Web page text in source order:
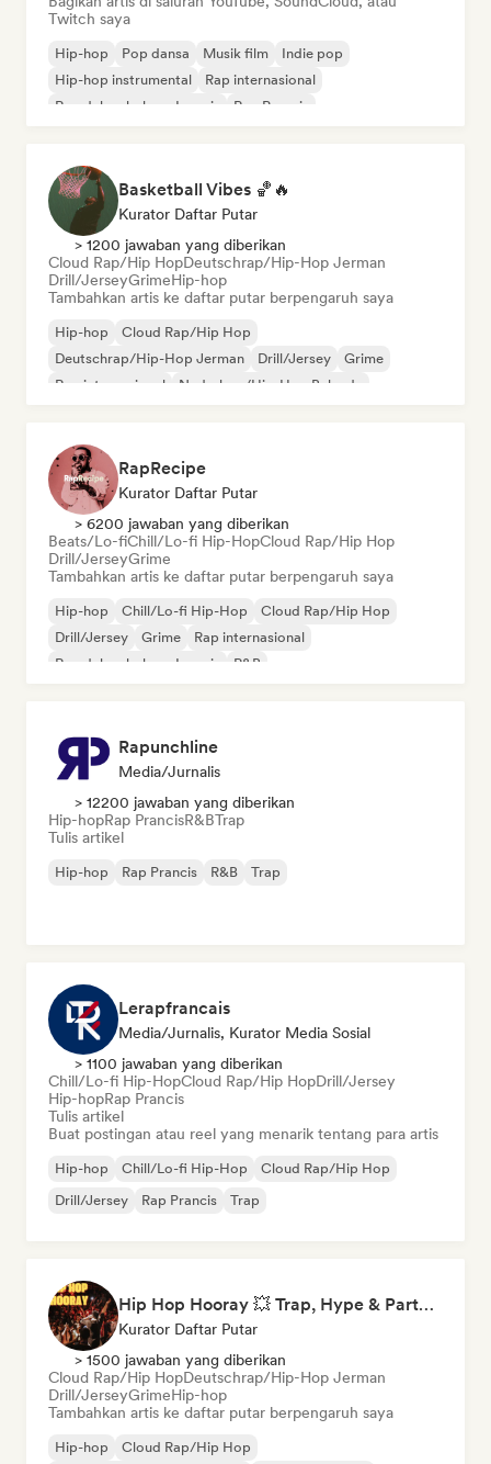
Twitch saya
Hip-hop Pop dansa Musik film
Indie pop
Hip-hop instrumental
Rap internasional
Rap dalam bahasa Inggris
Rap Prancis
Basketball Vibes 🏀🔥
Kurator Daftar Putar
> 1200 jawaban yang diberikan
Cloud Rap/Hip HopDeutschrap/Hip-Hop Jerman
Drill/JerseyGrimeHip-hop
Tambahkan artis ke daftar putar berpengaruh saya
Hip-hop
Cloud Rap/Hip Hop
Deutschrap/Hip-Hop Jerman
Drill/Jersey
Grime
Rap internasional
Nederhop/Hip-Hop Belanda
RapRecipe
Kurator Daftar Putar
> 6200 jawaban yang diberikan
Beats/Lo-fiChill/Lo-fi Hip-HopCloud Rap/Hip Hop
Drill/JerseyGrime
Tambahkan artis ke daftar putar berpengaruh saya
Hip-hop Chill/Lo-fi Hip-Hop
Cloud Rap/Hip Hop
Drill/Jersey
Grime
Rap internasional
Rap dalam bahasa Inggris
R&B
Rapunchline
Media/Jurnalis
> 12200 jawaban yang diberikan
Hip-hopRap PrancisR&BTrap
Tulis artikel
Hip-hop Rap Prancis R&B Trap
Lerapfrancais
Media/Jurnalis, Kurator Media Sosial
> 1100 jawaban yang diberikan
Chill/Lo-fi Hip-HopCloud Rap/Hip HopDrill/Jersey
Hip-hopRap Prancis
Tulis artikel
Buat postingan atau reel yang menarik tentang para artis
Hip-hop Chill/Lo-fi Hip-Hop
Cloud Rap/Hip Hop
Drill/Jersey
Rap Prancis Trap
Hip Hop Hooray 💥 Trap, Hype & Party Rap Bangers
Kurator Daftar Putar
> 1500 jawaban yang diberikan
Cloud Rap/Hip HopDeutschrap/Hip-Hop Jerman
Drill/JerseyGrimeHip-hop
Tambahkan artis ke daftar putar berpengaruh saya
Hip-hop
Cloud Rap/Hip Hop